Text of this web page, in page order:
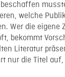
welche
Wer die eigene
bekommt
Literatur
nur die Titel